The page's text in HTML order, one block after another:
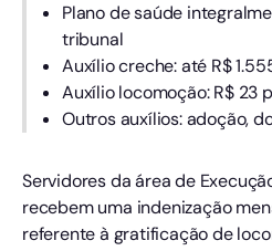
Plano de saúde
tribunal
Auxílio creche: até R$
Auxílio locomoção: R$ 23
Outros auxílios: adoção,
Servidores da área de
recebem uma indenização
referente à gratificação de